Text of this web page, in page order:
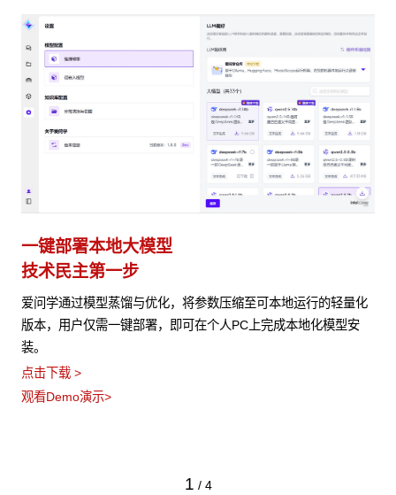
一键部署本地大模型
技术民主第一步
爱问学通过模型蒸馏与优化，将参数压缩至可本地运行的轻量化
版本，用户仅需一键部署，即可在个人PC上完成本地化模型安
装。
点击下载 >
观看Demo演示>
1 / 4